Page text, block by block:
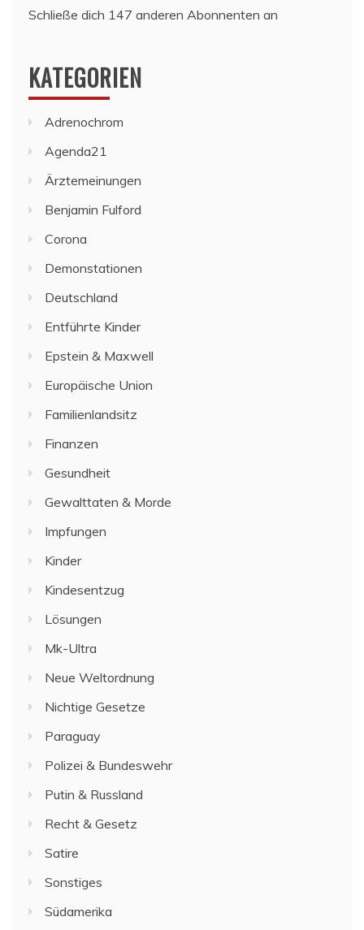
Schließe dich 147 anderen Abonnenten an
KATEGORIEN
Adrenochrom
Agenda21
Ärztemeinungen
Benjamin Fulford
Corona
Demonstationen
Deutschland
Entführte Kinder
Epstein & Maxwell
Europäische Union
Familienlandsitz
Finanzen
Gesundheit
Gewalttaten & Morde
Impfungen
Kinder
Kindesentzug
Lösungen
Mk-Ultra
Neue Weltordnung
Nichtige Gesetze
Paraguay
Polizei & Bundeswehr
Putin & Russland
Recht & Gesetz
Satire
Sonstiges
Südamerika